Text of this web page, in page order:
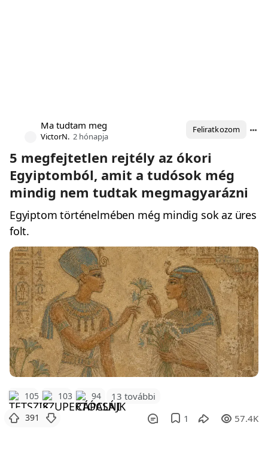
Ma tudtam meg
VictorN. 2 hónapja
Feliratkozom
5 megfejtetlen rejtély az ókori
Egyiptomból, amit a tudósok még
mindig nem tudtak megmagyarázni
Egyiptom történelmében még mindig sok az üres
folt.
105 103 94 13 további
391 1 57.4K